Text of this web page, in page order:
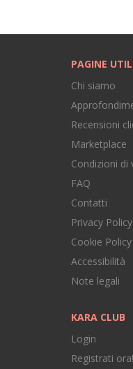
PAGINE
Chi siamo
Recensioni
Marketplace
Condizioni di
FAQ
Contatti
Privacy Policy
Cookie Policy
Accessibilità
Note legali
KARA CLUB
Login
Registrati ora!